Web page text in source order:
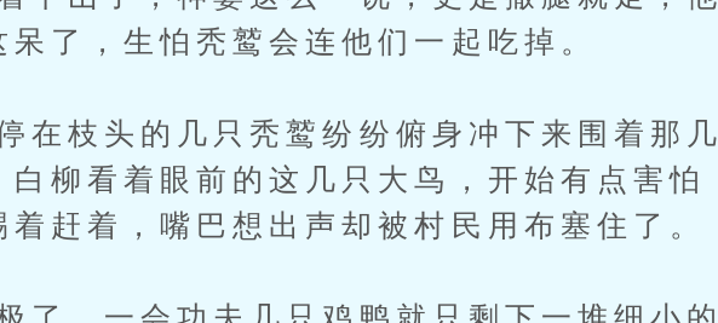
了，生怕秃鹫会连他们一起吃掉。
枝头的几只秃鹫纷纷俯身冲下来围着那几
白柳看着眼前的这几只大鸟，开始有点害怕
赶着，嘴巴想出声却被村民用布塞住了。